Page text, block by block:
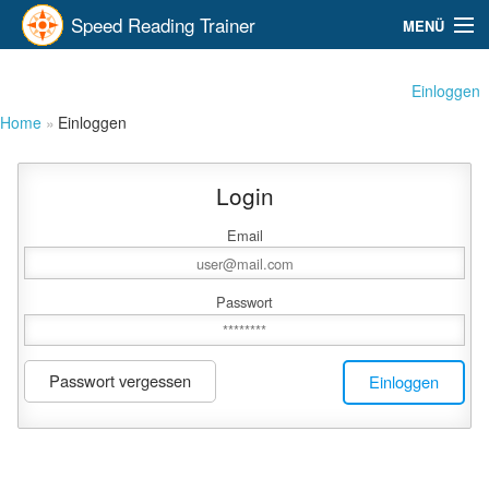
Speed Reading Trainer MENÜ
Trainingscenter
SpeedReader
Einloggen
Home
Einloggen
Login
Email
Passwort
Passwort vergessen